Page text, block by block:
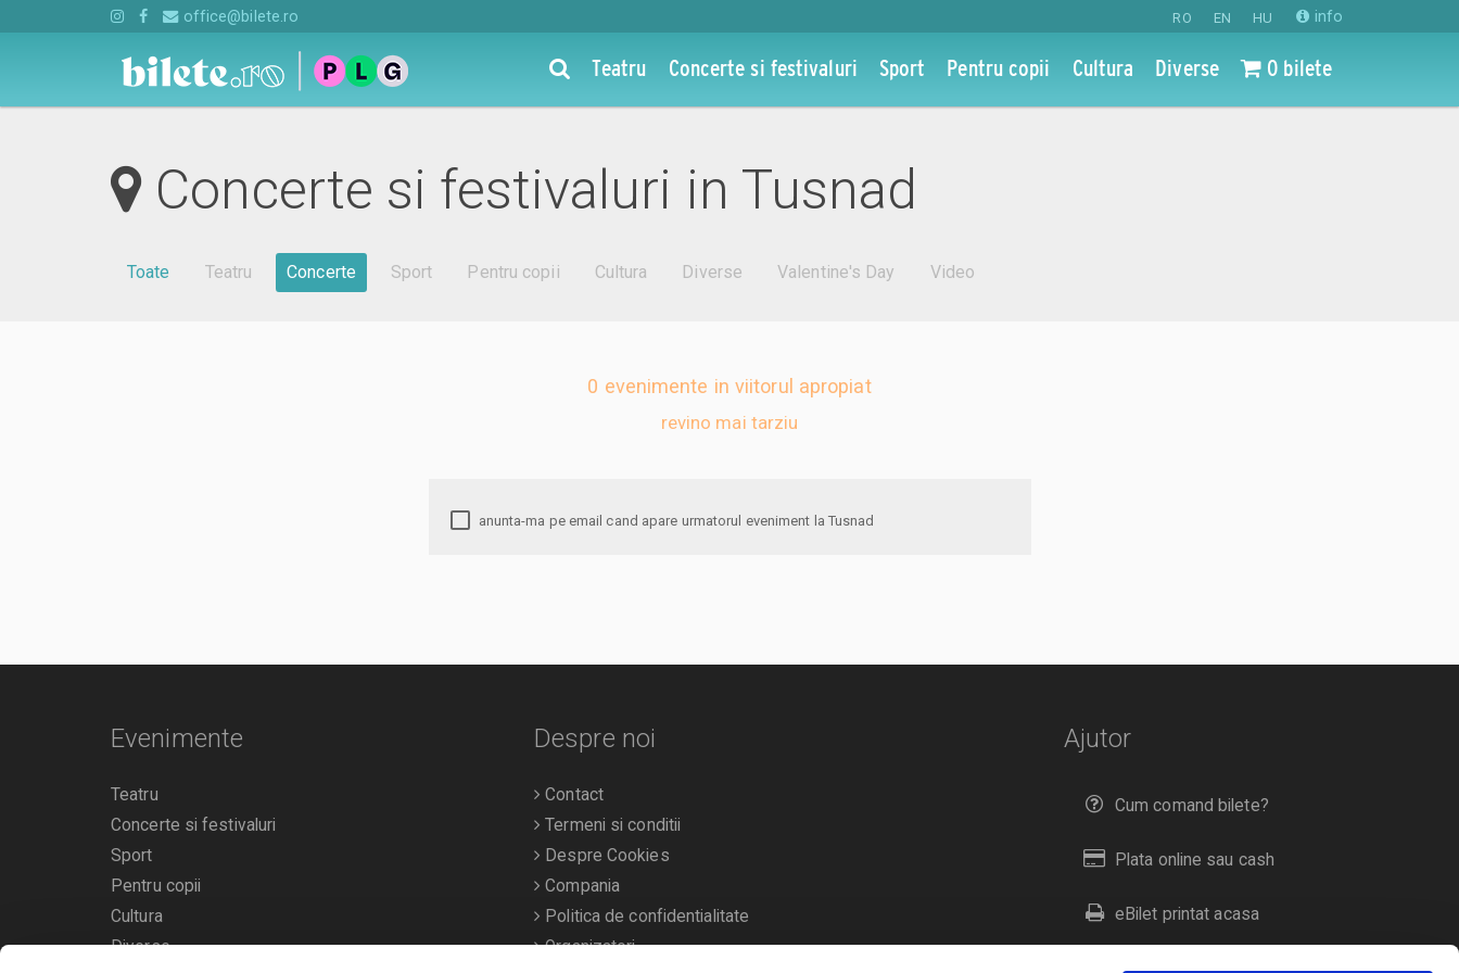
RO EN HU info
office@bilete.ro
Teatru Concerte si festivaluri Sport Pentru copii Cultura Diverse 0 bilete
Concerte si festivaluri in Tusnad
Toate Teatru Concerte Sport Pentru copii Cultura Diverse Valentine's Day Video
0 evenimente in viitorul apropiat
revino mai tarziu
anunta-ma pe email cand apare urmatorul eveniment la Tusnad
Ajutor
Cum comand bilete?
Plata online sau cash
eBilet printat acasa
Livrare prin curier
Evenimente
Teatru
Concerte si festivaluri
Sport
Pentru copii
Cultura
Diverse
Despre noi
Contact
Termeni si conditii
Despre Cookies
Compania
Politica de confidentialitate
Organizatori